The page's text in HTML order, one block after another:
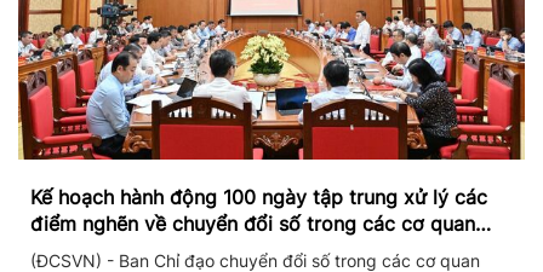
Kế hoạch hành động 100 ngày tập trung xử lý các
điểm nghẽn về chuyển đổi số trong các cơ quan
Đảng
(ĐCSVN) - Ban Chỉ đạo chuyển đổi số trong các cơ quan